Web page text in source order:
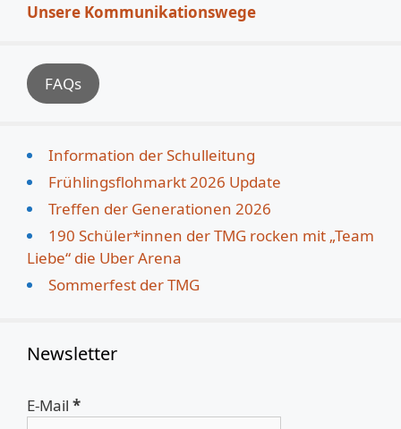
Unsere Kommunikationswege
FAQs
Information der Schulleitung
Frühlingsflohmarkt 2026 Update
Treffen der Generationen 2026
190 Schüler*innen der TMG rocken mit „Team
Liebe“ die Uber Arena
Sommerfest der TMG
Newsletter
E-Mail *